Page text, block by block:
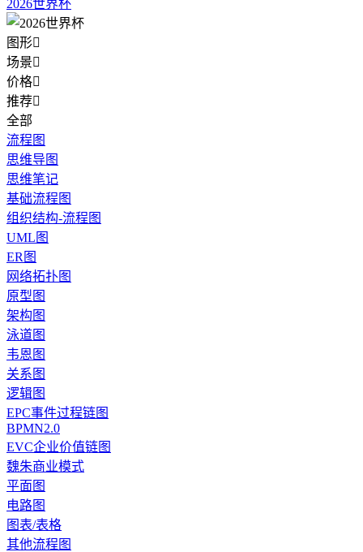
2026世界杯
图形
场景
价格
推荐
全部
流程图
思维导图
思维笔记
基础流程图
组织结构-流程图
UML图
ER图
网络拓扑图
原型图
架构图
泳道图
韦恩图
关系图
逻辑图
EPC事件过程链图
BPMN2.0
EVC企业价值链图
魏朱商业模式
平面图
电路图
图表/表格
其他流程图